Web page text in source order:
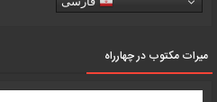
میرات مکتوب در چهارراه